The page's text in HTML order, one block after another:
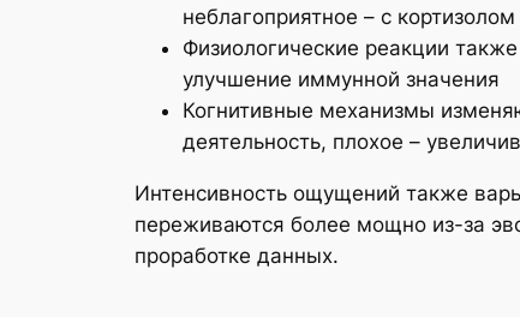
неблагоприятное – с
Физиологические реакции
улучшение иммунной значения
Когнитивные механизмы
деятельность, плохое –
Интенсивность ощущений также
переживаются более мощно из-за
проработке данных.